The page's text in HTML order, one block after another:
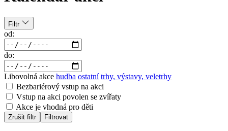
Filtr
od:
do:
Libovolná akce hudba ostatní trhy, výstavy, veletrhy
Bezbariérový vstup na akci
Vstup na akci povolen se zvířaty
Akce je vhodná pro děti
Zrušit filtr Filtrovat